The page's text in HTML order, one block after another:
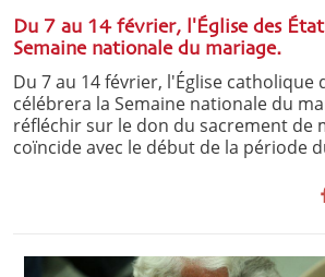
Du 7 au 14 février, l'Église des
Semaine nationale du mariage.
Du 7 au 14 février, l'Église catholique
célébrera la Semaine nationale du
réfléchir sur le don du sacrement de
coïncide avec le début de la période